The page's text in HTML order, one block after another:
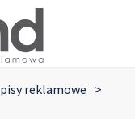
reklamowe
>